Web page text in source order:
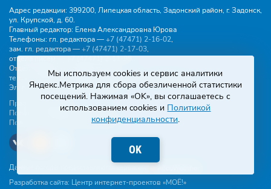
Адрес редакции: 399200, Липецкая область, Задонский район, г. Задонск,
ул. Крупской, д. 60.
Главный редактор: Елена Александровна Юрова
Телефоны: гл. редактора —+7 (47471) 2‑16‑02,
зам. гл. редактора —+7 (47471) 2‑17‑03,
отдела писем —+7 (47471) 2‑11‑95.
Отдел рекламы и объявлений:
тел.
+7 (47471) 2‑43‑88, эл. почта -buh.gzp@yandex.ru
Эл. почта:gazeta.zapr@yandex.ru
Правила общения
Политика конфиденциальности
Пользовательское соглашение
Данные погоды предоставляются сервисом
Разработка сайта: Центр интернет-проектов «МОЁ!»
Мы используем cookies и сервис аналитики
Яндекс.Метрика для сбора обезличенной статистики
посещений. Нажимая «OK», вы соглашаетесь с
использованием cookies и Политикой
конфиденциальности.
OK